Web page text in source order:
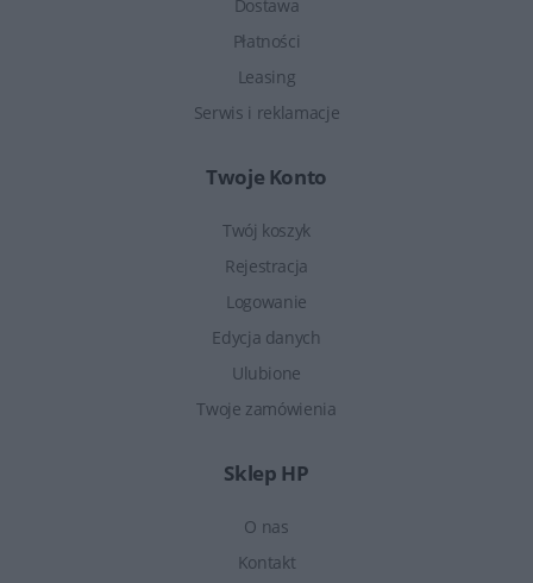
Dostawa
Płatności
Leasing
Serwis i reklamacje
Twoje Konto
Twój koszyk
Rejestracja
Logowanie
Edycja danych
Ulubione
Twoje zamówienia
Sklep HP
O nas
Kontakt